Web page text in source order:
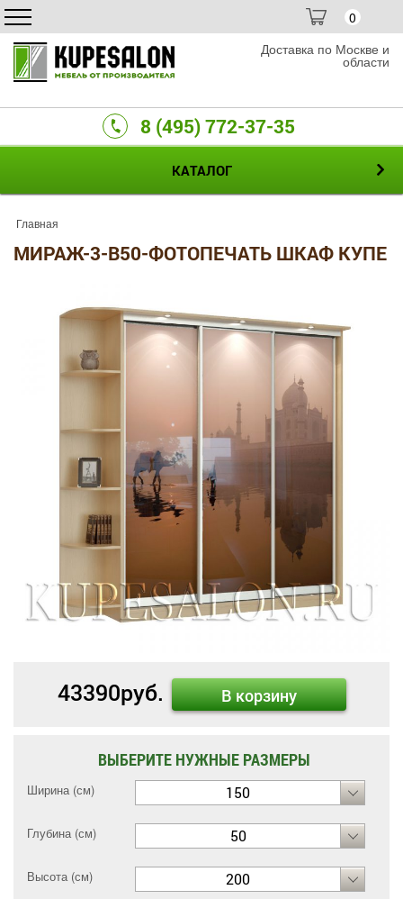
0
Доставка по Москве и
области
8 (495) 772-37-35
КАТАЛОГ
Главная
МИРАЖ-3-B50-ФОТОПЕЧАТЬ ШКАФ КУПЕ
43390руб. В корзину
ВЫБЕРИТЕ НУЖНЫЕ РАЗМЕРЫ
Ширина (см) 150
Глубина (см) 50
Высота (см) 200